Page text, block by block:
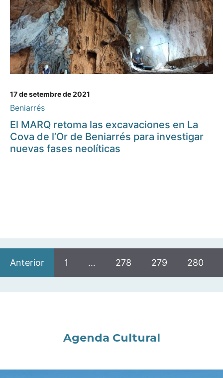
17 de setembre de 2021
Beniarrés
El MARQ retoma las excavaciones en La
Cova de l’Or de Beniarrés para investigar
nuevas fases neolíticas
Anterior 1 … 278 279 280
Agenda Cultural